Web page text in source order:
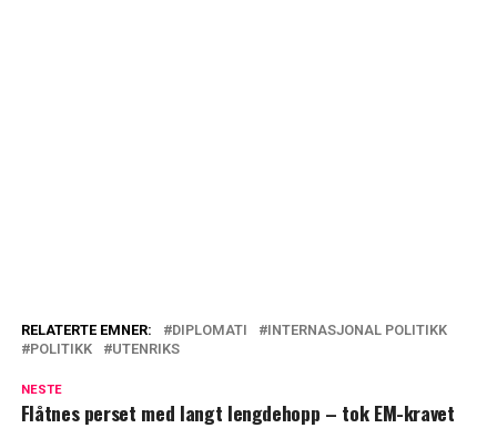
RELATERTE EMNER: DIPLOMATI
INTERNASJONAL POLITIKK
POLITIKK
UTENRIKS
NESTE
Flåtnes perset med langt lengdehopp – tok EM-kravet